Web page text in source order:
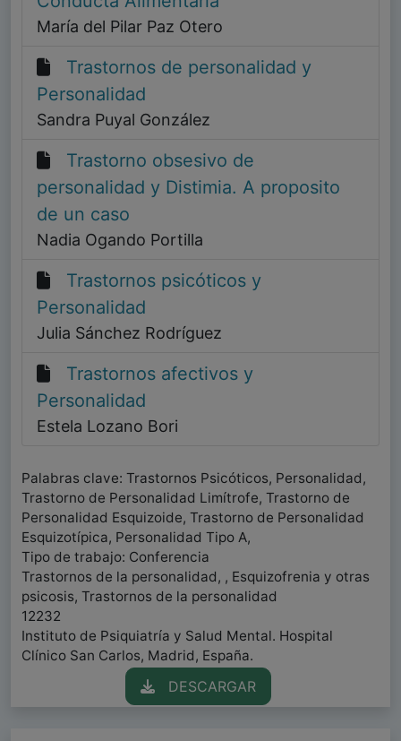
María del Pilar Paz Otero
Trastornos de personalidad y
Personalidad
Sandra Puyal González
Trastorno obsesivo de
personalidad y Distimia. A proposito
de un caso
Nadia Ogando Portilla
Trastornos psicóticos y
Personalidad
Julia Sánchez Rodríguez
Trastornos afectivos y
Personalidad
Estela Lozano Bori
Palabras clave: Trastornos Psicóticos, Personalidad,
Trastorno de Personalidad Limítrofe, Trastorno de
Personalidad Esquizoide, Trastorno de Personalidad
Esquizotípica, Personalidad Tipo A,
Tipo de trabajo: Conferencia
Trastornos de la personalidad, , Esquizofrenia y otras
psicosis, Trastornos de la personalidad
12232
Instituto de Psiquiatría y Salud Mental. Hospital
Clínico San Carlos, Madrid, España.
DESCARGAR